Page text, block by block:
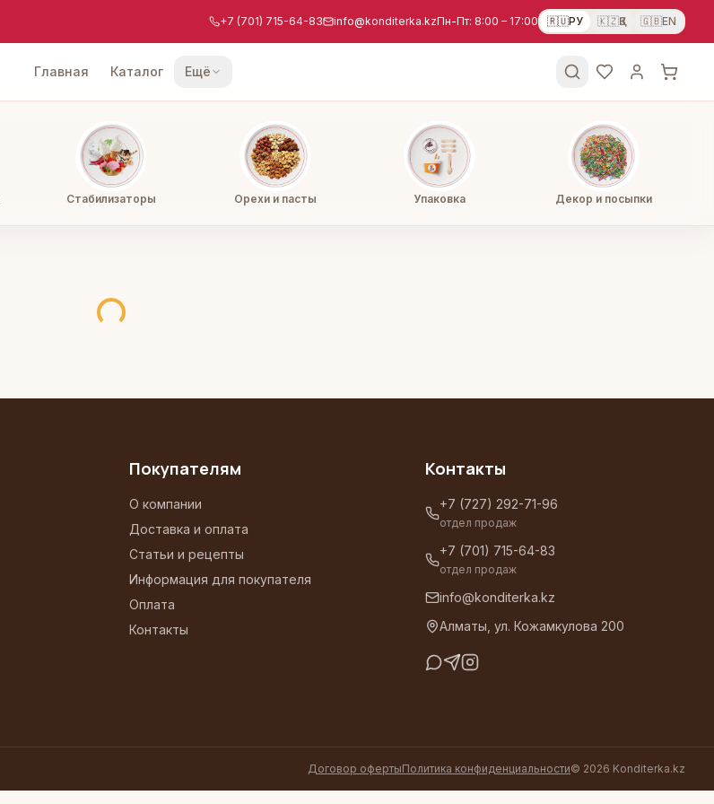
+7 (701) 715-64-83 info@konditerka.kzПн-Пт: 8:00 – 17:00 🇷🇺РУ 🇰🇿ҚЗ 🇬🇧EN
Главная Каталог Ещё
Стабилизаторы Орехи и пасты Упаковка Декор и посыпки
Покупателям
О компании
Доставка и оплата
Статьи и рецепты
Информация для покупателя
Оплата
Контакты
Контакты
+7 (727) 292-71-96
отдел продаж
+7 (701) 715-64-83
отдел продаж
info@konditerka.kz
Алматы, ул. Кожамкулова 200
Договор офертыПолитика конфиденциальности© 2026 Konditerka.kz